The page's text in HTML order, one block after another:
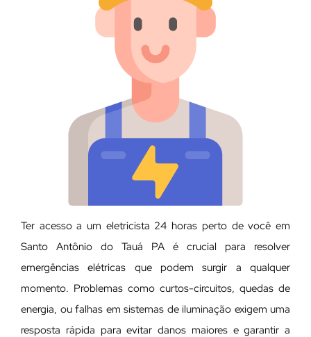
Ter acesso a um eletricista 24 horas perto de você em
Santo Antônio do Tauá PA é crucial para resolver
emergências elétricas que podem surgir a qualquer
momento. Problemas como curtos-circuitos, quedas de
energia, ou falhas em sistemas de iluminação exigem uma
resposta rápida para evitar danos maiores e garantir a